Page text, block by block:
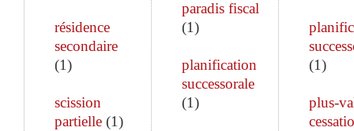
résidence
secondaire
(1)
scission
partielle (1)
paradis fiscal
(1)
planification
successorale
(1)
(1)
plus-